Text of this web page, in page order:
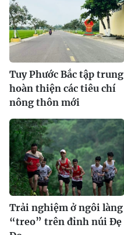
Tuy Phước Bắc tập trung
hoàn thiện các tiêu chí
nông thôn mới
Trải nghiệm ở ngôi làng
“treo” trên đỉnh núi Ðẹ